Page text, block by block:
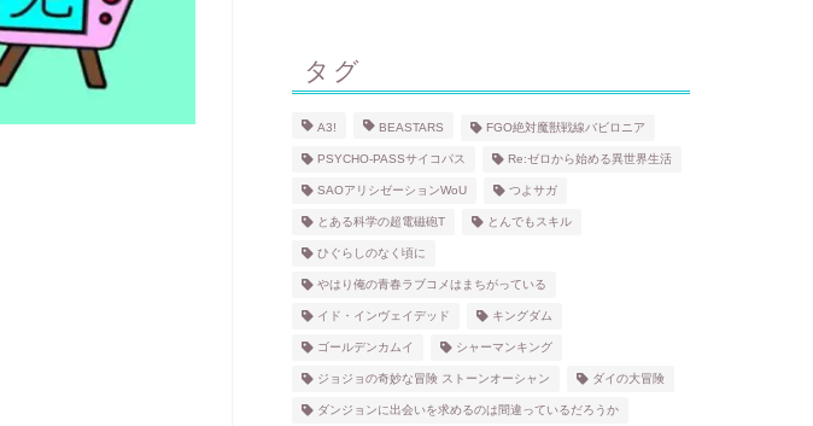
タグ
A3! BEASTARS FGO絶対魔獣戦線バビロニア
PSYCHO-PASSサイコパス Re:ゼロから始める異世界生活
SAOアリシゼーションWoU つよサガ
とある科学の超電磁砲T とんでもスキル
ひぐらしのなく頃に
やはり俺の青春ラブコメはまちがっている
イド・インヴェイデッド キングダム
ゴールデンカムイ シャーマンキング
ジョジョの奇妙な冒険 ストーンオーシャン ダイの大冒険
ダンジョンに出会いを求めるのは間違っているだろうか